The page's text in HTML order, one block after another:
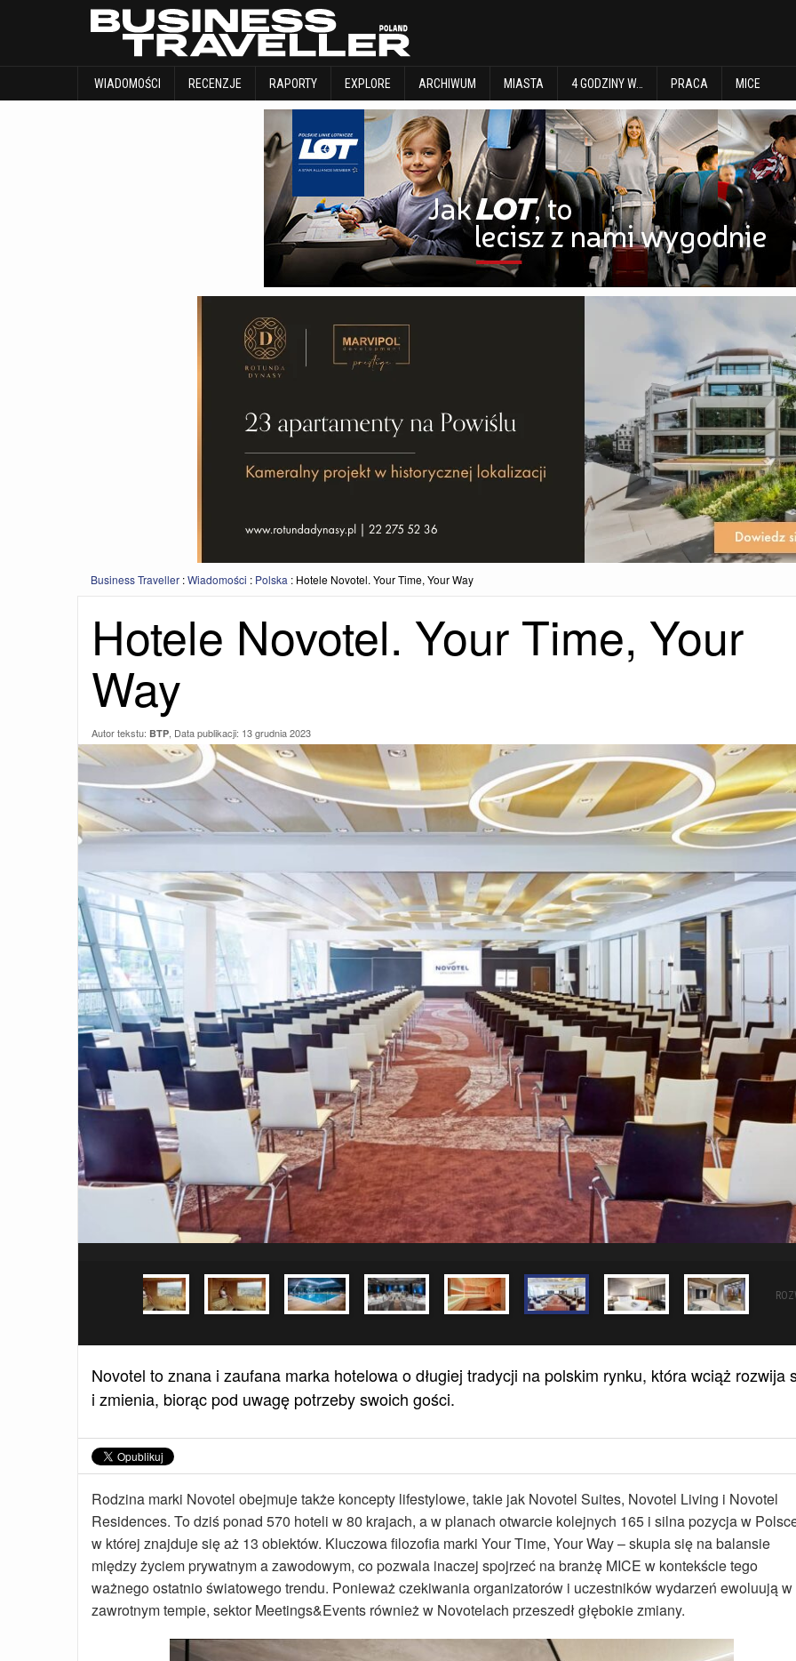
WIADOMOŚCI RECENZJE RAPORTY EXPLORE ARCHIWUM MIASTA 4 GODZINY W… PRACA MICE
WIADOMOŚCI RECENZJE
Business Traveller :Wiadomości : Polska : Hotele Novotel. Your Time, Your Way
Hotele Novotel. Your Time, Your
Way
Autor tekstu: BTP, Data publikacji: 13 grudnia 2023
Novotel to znana i zaufana marka hotelowa o długiej tradycji na polskim rynku, która wciąż rozwija
i zmienia, biorąc pod uwagę potrzeby swoich gości.
Rodzina marki Novotel obejmuje także koncepty lifestylowe, takie jak Novotel Suites, Novotel Living i Novotel
Residences. To dziś ponad 570 hoteli w 80 krajach, a w planach otwarcie kolejnych 165 i silna pozycja w
w której znajduje się aż 13 obiektów. Kluczowa filozofia marki Your Time, Your Way – skupia się na balansie
między życiem prywatnym a zawodowym, co pozwala inaczej spojrzeć na branżę MICE w kontekście tego
ważnego ostatnio światowego trendu. Ponieważ czekiwania organizatorów i uczestników wydarzeń ewoluują w
zawrotnym tempie, sektor Meetings&Events również w Novotelach przeszedł głębokie zmiany.